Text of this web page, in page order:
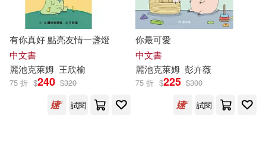
有你真好 點亮友情一盞燈
中文書
麗池克萊姆 王欣榆
75 折 $240 $320
試閱
你最可愛
中文書
麗池克萊姆 彭卉薇
75 折 $225 $300
試閱